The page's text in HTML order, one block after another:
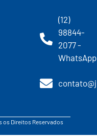
(12)
98844-
2077 -
WhatsApp
os Direitos Reservados